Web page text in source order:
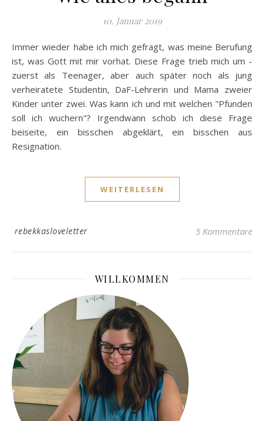
10. Januar 2019
Immer wieder habe ich mich gefragt, was meine Berufung
ist, was Gott mit mir vorhat. Diese Frage trieb mich um -
zuerst als Teenager, aber auch später noch als jung
verheiratete Studentin, DaF-Lehrerin und Mama zweier
Kinder unter zwei. Was kann ich und mit welchen "Pfunden
soll ich wuchern"? Irgendwann schob ich diese Frage
beiseite, ein bisschen abgeklärt, ein bisschen aus
Resignation.
WEITERLESEN
rebekkasloveletter 5 Kommentare
WILLKOMMEN